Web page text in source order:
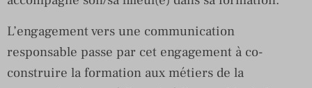
L’engagement vers une communication
responsable passe par cet engagement à co-
construire la formation aux métiers de la